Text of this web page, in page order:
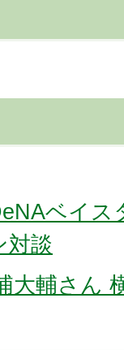
ベイ
対談
大輔さん